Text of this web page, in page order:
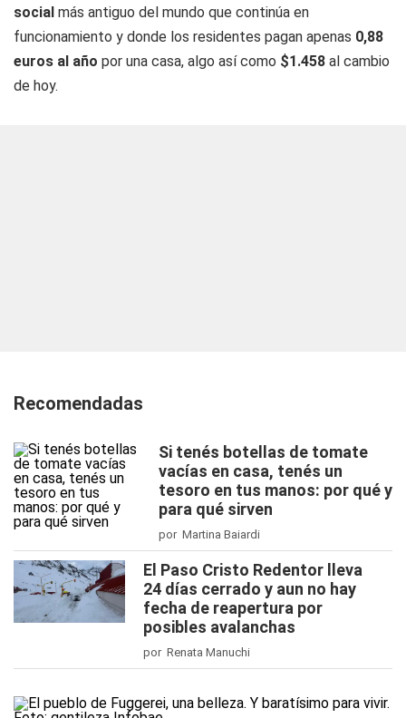
social más antiguo del mundo que continúa en
funcionamiento y donde los residentes pagan apenas 0,88
euros al año por una casa, algo así como $1.458 al cambio
de hoy.
Recomendadas
Si tenés botellas de tomate
vacías en casa, tenés un
tesoro en tus manos: por qué y
para qué sirven
por Martina Baiardi
El Paso Cristo Redentor lleva
24 días cerrado y aun no hay
fecha de reapertura por
posibles avalanchas
por Renata Manuchi